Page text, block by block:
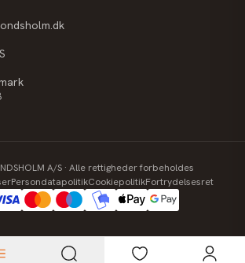
A/S · Alle rettigheder forbeholdes
PersondatapolitikCookiepolitikFortrydelsesret